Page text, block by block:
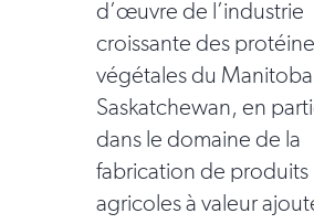
d’œuvre de l’industrie
croissante des
végétales du
Saskatchewan, en
dans le domaine de la
fabrication de produits
agricoles à valeur